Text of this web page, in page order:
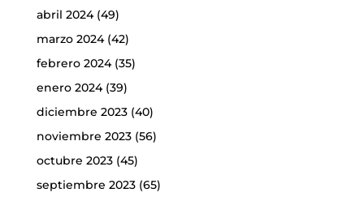
abril 2024(49)
marzo 2024(42)
febrero 2024(35)
enero 2024(39)
diciembre 2023(40)
noviembre 2023(56)
octubre 2023(45)
septiembre 2023(65)